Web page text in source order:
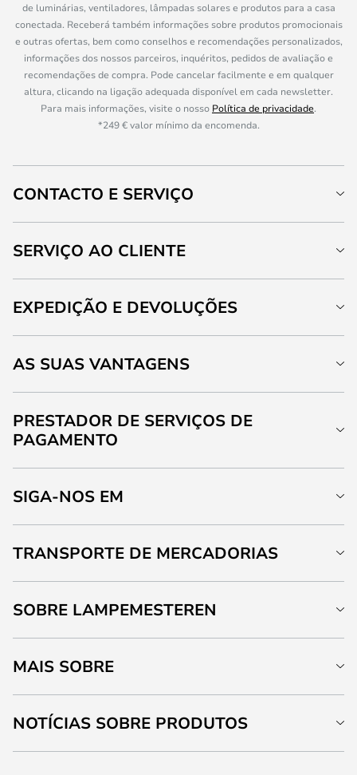
de luminárias, ventiladores, lâmpadas solares e produtos para a casa
conectada. Receberá também informações sobre produtos promocionais
e outras ofertas, bem como conselhos e recomendações personalizados,
informações dos nossos parceiros, inquéritos, pedidos de avaliação e
recomendações de compra. Pode cancelar facilmente e em qualquer
altura, clicando na ligação adequada disponível em cada newsletter.
Para mais informações, visite o nosso Política de privacidade.
*249 € valor mínimo da encomenda.
CONTACTO E SERVIÇO
SERVIÇO AO CLIENTE
EXPEDIÇÃO E DEVOLUÇÕES
AS SUAS VANTAGENS
PRESTADOR DE SERVIÇOS DE
PAGAMENTO
SIGA-NOS EM
TRANSPORTE DE MERCADORIAS
SOBRE LAMPEMESTEREN
MAIS SOBRE
NOTÍCIAS SOBRE PRODUTOS